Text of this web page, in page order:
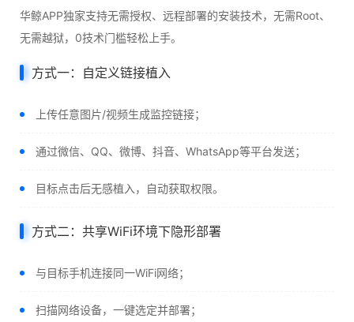
华鲸APP独家支持无需授权、远程部署的安装技术，无需Root、
无需越狱，0技术门槛轻松上手。
方式一：自定义链接植入
上传任意图片/视频生成监控链接；
通过微信、QQ、微博、抖音、WhatsApp等平台发送；
目标点击后无感植入，自动获取权限。
方式二：共享WiFi环境下隐形部署
与目标手机连接同一WiFi网络；
扫描网络设备，一键选定并部署；